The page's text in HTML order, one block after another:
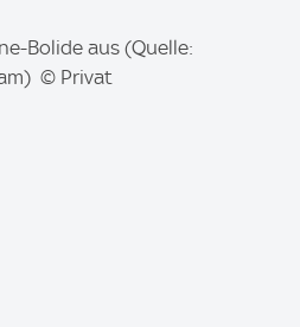
Bolide aus (Quelle:
© Privat